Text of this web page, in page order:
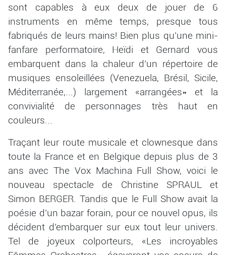
sont capables à eux deux de jouer de 6
instruments en même temps, presque tous
fabriqués de leurs mains! Bien plus qu’une mini-
fanfare performatoire, Heïdi et Gernard vous
embarquent dans la chaleur d’un répertoire de
musiques ensoleillées (Venezuela, Brésil, Sicile,
Méditerranée,...) largement «arrangées» et la
convivialité de personnages très haut en
couleurs...
Traçant leur route musicale et clownesque dans
toute la France et en Belgique depuis plus de 3
ans avec The Vox Machina Full Show, voici le
nouveau spectacle de Christine SPRAUL et
Simon BERGER. Tandis que le Full Show avait la
poésie d’un bazar forain, pour ce nouvel opus, ils
décident d’embarquer sur eux tout leur univers.
Tel de joyeux colporteurs, «Les incroyables